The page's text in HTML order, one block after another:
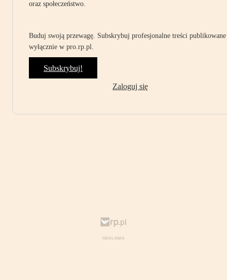
oraz społeczeństwo.
Buduj swoją przewagę. Subskrybuj profesjonalne treści publikowane
wyłącznie w pro.rp.pl.
Subskrybuj!
Zaloguj się